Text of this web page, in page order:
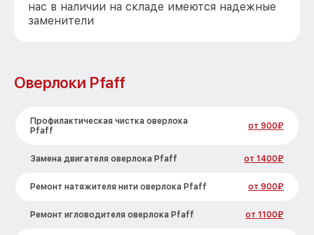
нас в наличии на складе имеются надежные
заменители
Оверлоки Pfaff
Профилактическая чистка оверлока
Pfaff
от 900₽
Замена двигателя оверлока Pfaff от 1400₽
Ремонт натяжителя нити оверлока Pfaff от 900₽
Ремонт игловодителя оверлока Pfaff от 1100₽